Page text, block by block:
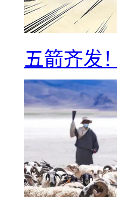
五箭齐发